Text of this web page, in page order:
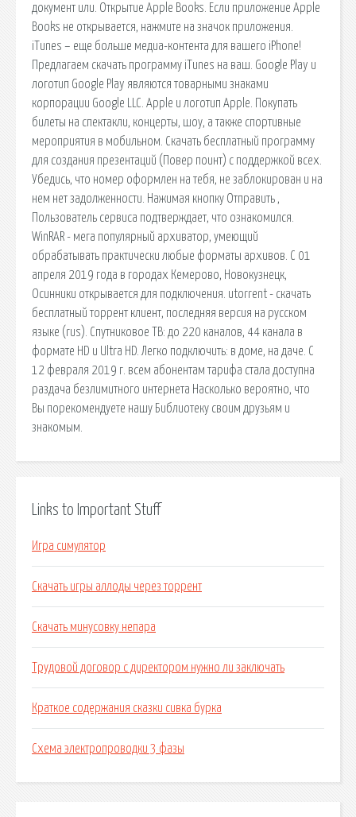
документ или. Открытие Apple Books. Если приложение Apple
Books не открывается, нажмите на значок приложения.
iTunes – еще больше медиа-контента для вашего iPhone!
Предлагаем скачать программу iTunes на ваш. Google Play и
логотип Google Play являются товарными знаками
корпорации Google LLC. Apple и логотип Apple. Покупать
билеты на спектакли, концерты, шоу, а также спортивные
мероприятия в мобильном. Скачать бесплатный программу
для создания презентаций (Повер поинт) с поддержкой всех.
Убедись, что номер оформлен на тебя, не заблокирован и на
нем нет задолженности. Нажимая кнопку Отправить ,
Пользователь сервиса подтверждает, что ознакомился.
WinRAR - мега популярный архиватор, умеющий
обрабатывать практически любые форматы архивов. С 01
апреля 2019 года в городах Кемерово, Новокузнецк,
Осинники открывается для подключения. utorrent - скачать
бесплатный торрент клиент, последняя версия на русском
языке (rus). Спутниковое ТВ: до 220 каналов, 44 канала в
формате HD и Ultra HD. Легко подключить: в доме, на даче. С
12 февраля 2019 г. всем абонентам тарифа стала доступна
раздача безлимитного интернета Насколько вероятно, что
Вы порекомендуете нашу Библиотеку своим друзьям и
знакомым.
Links to Important Stuff
Игра симулятор
Скачать игры аллоды через торрент
Скачать минусовку непара
Трудовой договор с директором нужно ли заключать
Краткое содержания сказки сивка бурка
Схема электропроводки 3 фазы